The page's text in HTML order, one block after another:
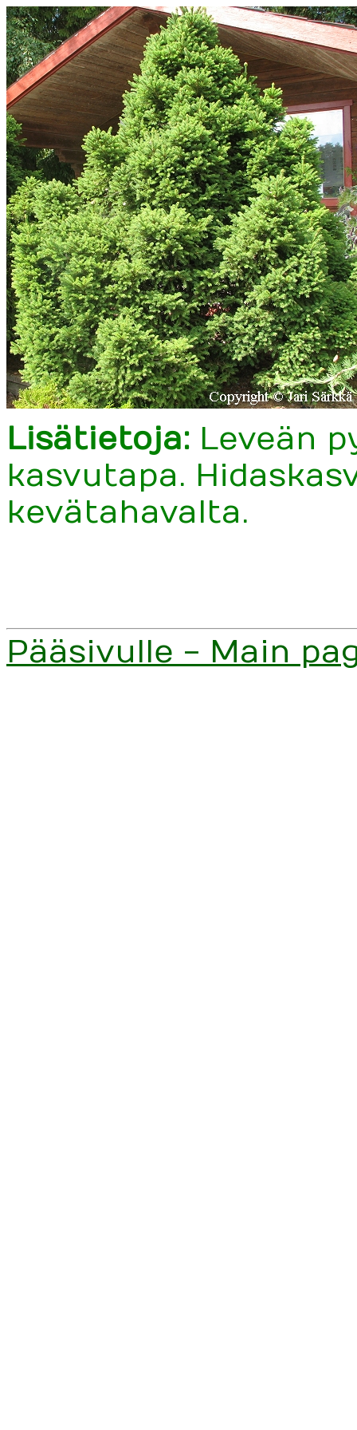
Lisätietoja: Leveän
kasvutapa.
kevätahavalta.
Pääsivulle - Main